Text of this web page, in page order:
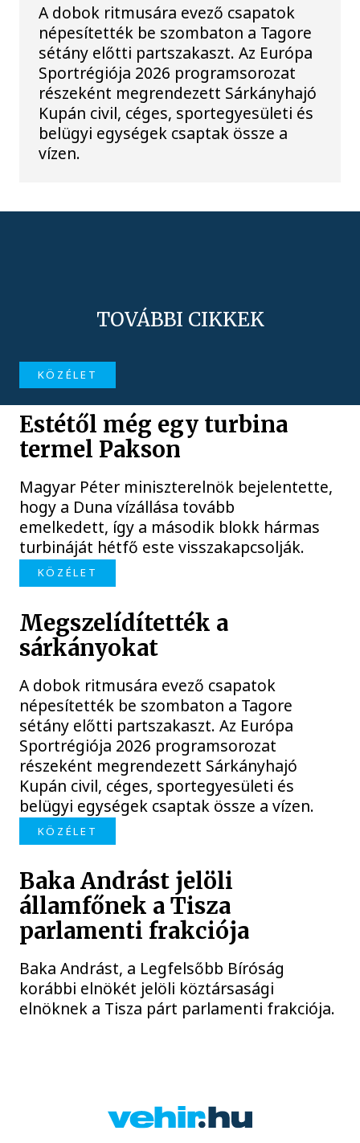
A dobok ritmusára evező csapatok
népesítették be szombaton a Tagore
sétány előtti partszakaszt. Az Európa
Sportrégiója 2026 programsorozat
részeként megrendezett Sárkányhajó
Kupán civil, céges, sportegyesületi és
belügyi egységek csaptak össze a
vízen.
TOVÁBBI CIKKEK
KÖZÉLET
Estétől még egy turbina
termel Pakson
Magyar Péter miniszterelnök bejelentette,
hogy a Duna vízállása tovább
emelkedett, így a második blokk hármas
turbináját hétfő este visszakapcsolják.
KÖZÉLET
Megszelídítették a
sárkányokat
A dobok ritmusára evező csapatok
népesítették be szombaton a Tagore
sétány előtti partszakaszt. Az Európa
Sportrégiója 2026 programsorozat
részeként megrendezett Sárkányhajó
Kupán civil, céges, sportegyesületi és
belügyi egységek csaptak össze a vízen.
KÖZÉLET
Baka Andrást jelöli
államfőnek a Tisza
parlamenti frakciója
Baka Andrást, a Legfelsőbb Bíróság
korábbi elnökét jelöli köztársasági
elnöknek a Tisza párt parlamenti frakciója.